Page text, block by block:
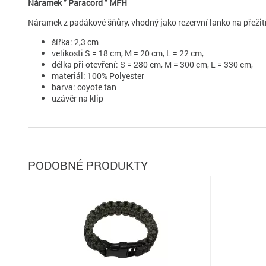
Náramek " Paracord " MFH
Náramek z padákové šňůry, vhodný jako rezervní lanko na
šířka: 2,3 cm
velikosti S = 18 cm, M = 20 cm, L = 22 cm,
délka při otevření: S = 280 cm, M = 300 cm, L = 330 cm,
materiál: 100% Polyester
barva: coyote tan
uzávěr na klip
PODOBNÉ PRODUKTY